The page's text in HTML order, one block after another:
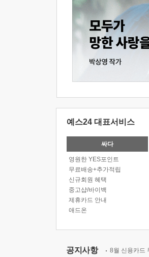
예스24 대표서비스
싸다
영원한 YES포인트
무료배송+추가적립
신규회원 혜택
중고샵/바이백
제휴카드 안내
애드온
공지사항 8월 신용카드